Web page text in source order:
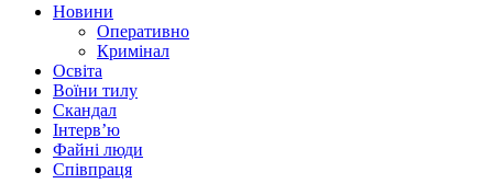
Новини
Оперативно
Кримінал
Освіта
Воїни тилу
Скандал
Інтерв’ю
Файні люди
Співпраця